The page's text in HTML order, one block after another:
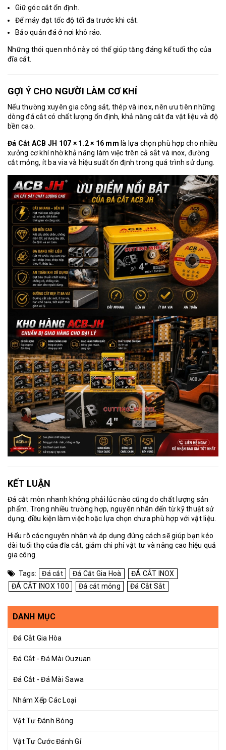
Giữ góc cắt ổn định.
Để máy đạt tốc độ tối đa trước khi cắt.
Bảo quản đá ở nơi khô ráo.
Những thói quen nhỏ này có thể giúp tăng đáng kể tuổi thọ của
đĩa cắt.
GỢI Ý CHO NGƯỜI LÀM CƠ KHÍ
Nếu thường xuyên gia công sắt, thép và inox, nên ưu tiên những
dòng đá cắt có chất lượng ổn định, khả năng cắt đa vật liệu và độ
bền cao.
Đá Cắt ACB JH 107 × 1.2 × 16 mm là lựa chọn phù hợp cho nhiều
xưởng cơ khí nhờ khả năng làm việc trên cả sắt và inox, đường
cắt mỏng, ít ba via và hiệu suất ổn định trong quá trình sử dụng.
KẾT LUẬN
Đá cắt mòn nhanh không phải lúc nào cũng do chất lượng sản
phẩm. Trong nhiều trường hợp, nguyên nhân đến từ kỹ thuật sử
dụng, điều kiện làm việc hoặc lựa chọn chưa phù hợp với vật liệu.
Hiểu rõ các nguyên nhân và áp dụng đúng cách sẽ giúp bạn kéo
dài tuổi thọ của đĩa cắt, giảm chi phí vật tư và nâng cao hiệu quả
gia công.
Tags: Đá cắt Đá Cắt Gia Hoà
ĐÁ CẮT INOX
ĐÁ CẮT INOX 100
Đá cắt mỏng Đá Cắt Sắt
DANH MỤC
Đá Cắt Gia Hòa
Đá Cắt - Đá Mài Ouzuan
Đá Cắt - Đá Mài Sawa
Nhám Xếp Các Loại
Vật Tư Đánh Bóng
Vật Tư Cước Đánh Gỉ